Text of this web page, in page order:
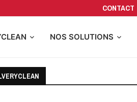
CONTACT
NOS SOLUTIONS